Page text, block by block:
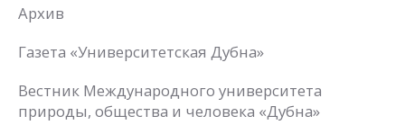
Архив
Газета «Университетская Дубна»
Вестник Международного университета
природы, общества и человека «Дубна»